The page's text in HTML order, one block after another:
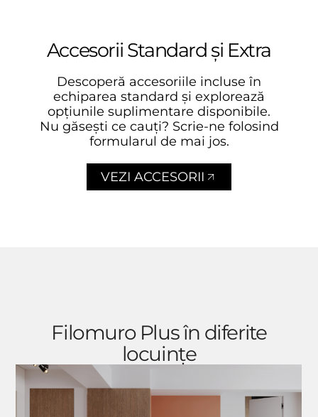
Accesorii Standard și Extra
Descoperă accesoriile incluse în
echiparea standard și explorează
opțiunile suplimentare disponibile.
Nu găsești ce cauți? Scrie-ne folosind
formularul de mai jos.
VEZI ACCESORII
Filomuro Plus în diferite
locuințe